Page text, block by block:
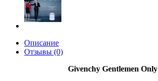
Описание
Отзывы (0)
Givenchy Gentlemen Only